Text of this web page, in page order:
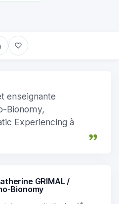
enseignante
Bionomy,
Experiencing à
GRIMAL /
Bionomy